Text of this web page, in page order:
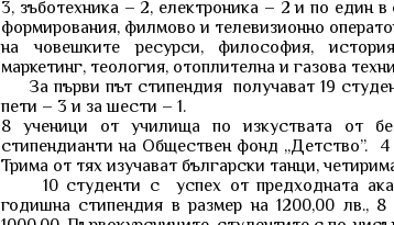
3, зъботехника – 2, електроника – 2 и по един
формирования, филмово и телевизионно
на човешките ресурси, философия,
маркетинг, теология, отоплителна и газова
За първи път стипендия получават 19
пети – 3 и за шести – 1.
8 ученици от училища по изкуствата от
стипендианти на Обществен фонд „Детство”.
Трима от тях изучават български танци,
10 студенти с успех от предходната
годишна стипендия в размер на 1200,00 лв.,